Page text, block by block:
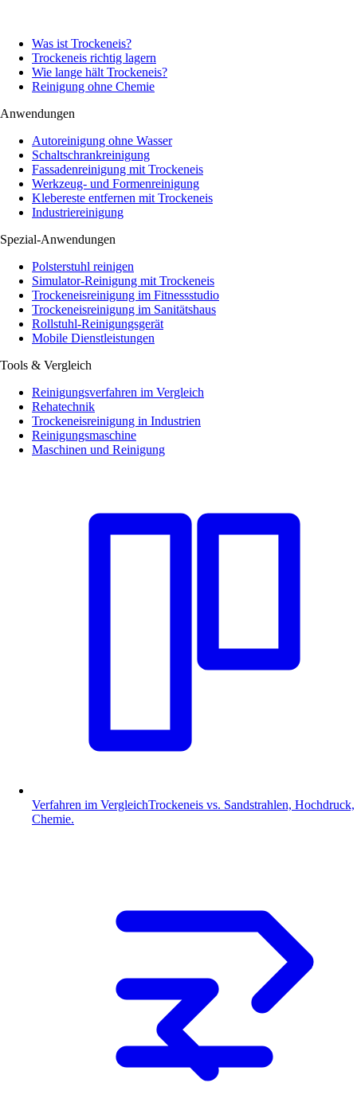
Was ist Trockeneis?
Trockeneis richtig lagern
Wie lange hält Trockeneis?
Reinigung ohne Chemie
Anwendungen
Autoreinigung ohne Wasser
Schaltschrankreinigung
Fassadenreinigung mit Trockeneis
Werkzeug- und Formenreinigung
Klebereste entfernen mit Trockeneis
Industriereinigung
Spezial-Anwendungen
Polsterstuhl reinigen
Simulator-Reinigung mit Trockeneis
Trockeneisreinigung im Fitnessstudio
Trockeneisreinigung im Sanitätshaus
Rollstuhl-Reinigungsgerät
Mobile Dienstleistungen
Tools & Vergleich
Reinigungsverfahren im Vergleich
Rehatechnik
Trockeneisreinigung in Industrien
Reinigungsmaschine
Maschinen und Reinigung
Verfahren im VergleichTrockeneis vs. Sandstrahlen, Hochdruck,
Chemie.